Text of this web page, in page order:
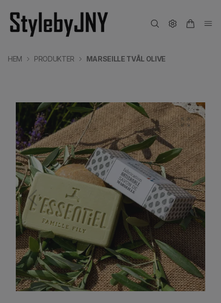
HEM PRODUKTER MARSEILLE TVÅL OLIVE